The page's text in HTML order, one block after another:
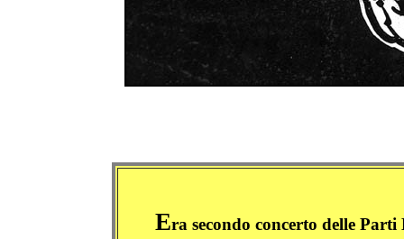
Era secondo concerto delle